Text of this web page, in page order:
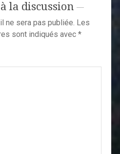
la discussion
ne sera pas publiée. Les
sont indiqués avec *